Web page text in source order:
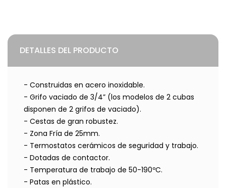
DETALLES DEL PRODUCTO
- Construidas en acero inoxidable.
- Grifo vaciado de 3/4” (los modelos de 2 cubas
disponen de 2 grifos de vaciado).
- Cestas de gran robustez.
- Zona Fría de 25mm.
- Termostatos cerámicos de seguridad y trabajo.
- Dotadas de contactor.
- Temperatura de trabajo de 50-190ºC.
- Patas en plástico.